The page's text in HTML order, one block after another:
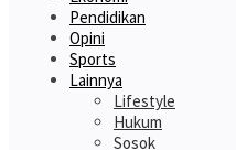
Pendidikan
Opini
Sports
Lainnya
Lifestyle
Hukum
Sosok